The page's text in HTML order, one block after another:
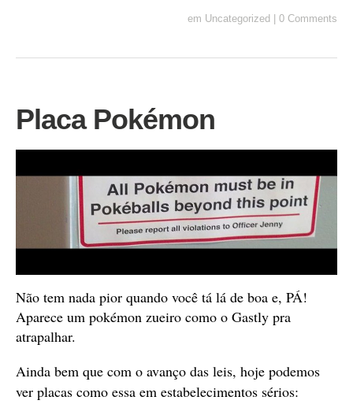
em Uncategorized 0 Comments
Placa Pokémon
Não tem nada pior quando você tá lá de boa e, PÁ!
Aparece um pokémon zueiro como o Gastly pra
atrapalhar.
Ainda bem que com o avanço das leis, hoje podemos
ver placas como essa em estabelecimentos sérios: